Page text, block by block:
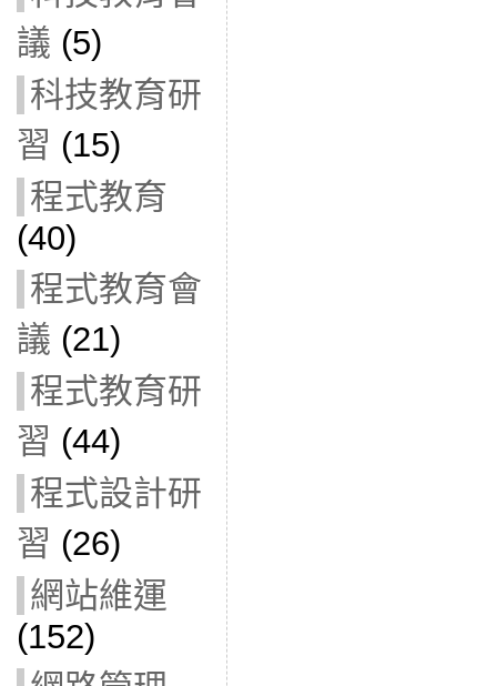
議 (5)
科技教育研
習 (15)
程式教育
(40)
程式教育會
議 (21)
程式教育研
習 (44)
程式設計研
習 (26)
網站維運
(152)